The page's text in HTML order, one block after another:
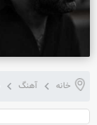
خانه آهنگ